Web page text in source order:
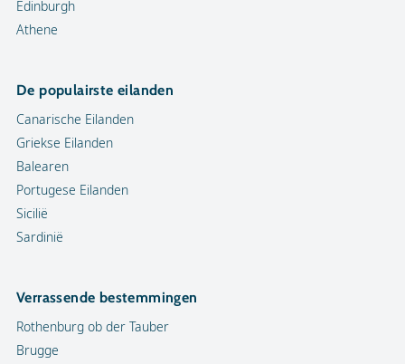
Edinburgh
Athene
De populairste eilanden
Canarische Eilanden
Griekse Eilanden
Balearen
Portugese Eilanden
Sicilië
Sardinië
Verrassende bestemmingen
Rothenburg ob der Tauber
Brugge